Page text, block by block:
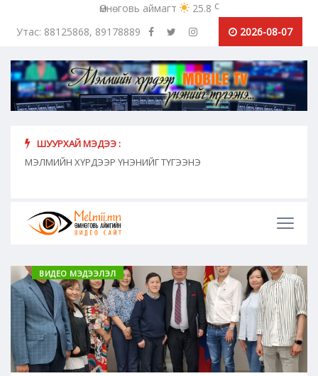
Өмнөговь аймагт 25.8 c
Утас: 88125868, 89178889
2026-08-07
ШУУРХАЙ МЭДЭЭ :
МЭЛМИЙН ХҮРДЭЭР ҮНЭНИЙГ ТҮГЭЭНЭ
ВИДЕО МЭДЭЭЛЭЛ